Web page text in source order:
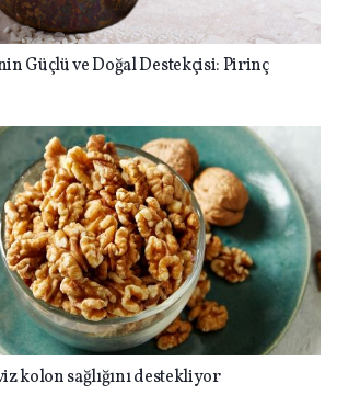
Güçlü ve Doğal Destekçisi: Pirinç
kolon sağlığını destekliyor